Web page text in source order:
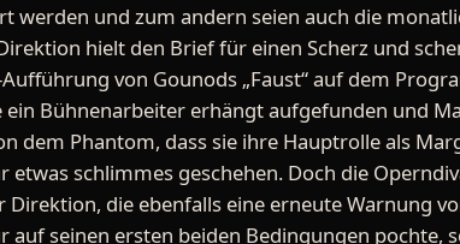
werden und zum andern seien auch die
hielt den Brief für einen Scherz und
von Gounods „Faust“ auf dem
Bühnenarbeiter erhängt aufgefunden und
dem Phantom, dass sie ihre Hauptrolle als
etwas schlimmes geschehen. Doch die
die ebenfalls eine erneute Warnung
seinen ersten beiden Bedingungen pochte,